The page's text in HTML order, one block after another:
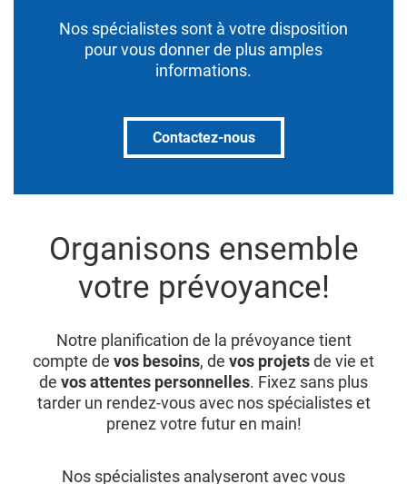
Nos spécialistes sont à votre disposition
pour vous donner de plus amples
informations.
Contactez-nous
Organisons ensemble
votre prévoyance!
Notre planification de la prévoyance tient
compte de vos besoins, de vos projetsde vie et
de vos attentes personnelles. Fixez sans plus
tarder un rendez-vous avec nos spécialistes et
prenez votre futur en main!
Nos spécialistes analyseront avec vous